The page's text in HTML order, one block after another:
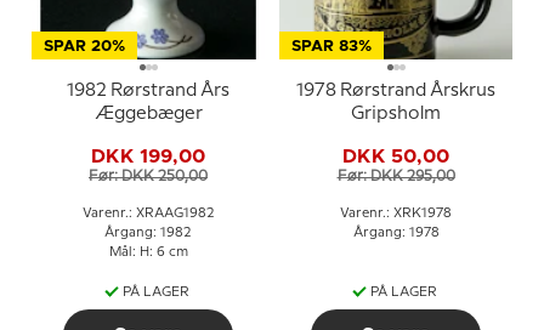
SPAR 20%
1982 Rørstrand Års
Æggebæger
DKK 199,00
Før: DKK 250,00
Varenr.: XRAAG1982
Årgang: 1982
Mål: H: 6 cm
PÅ LAGER
SPAR 83%
1978 Rørstrand Årskrus
Gripsholm
DKK 50,00
Før: DKK 295,00
Varenr.: XRK1978
Årgang: 1978
PÅ LAGER